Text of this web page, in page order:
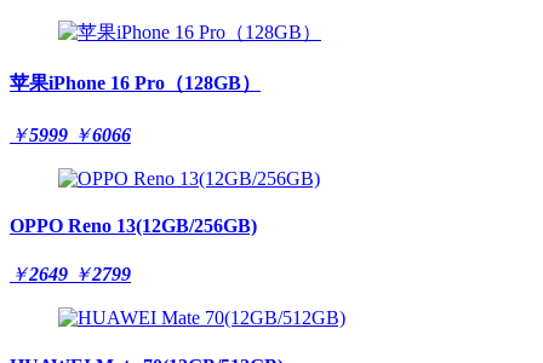
苹果iPhone 16 Pro（128GB）
￥5999 ￥6066
OPPO Reno 13(12GB/256GB)
￥2649 ￥2799